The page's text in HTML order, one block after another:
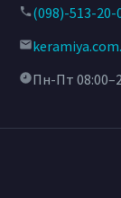
(098)-513-20-
Пн-Пт